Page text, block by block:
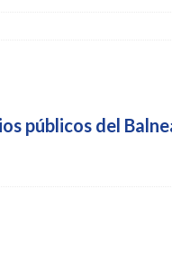
públicos del